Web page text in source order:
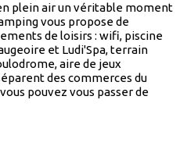
plein air un véritable moment
vous propose de
de loisirs : wifi, piscine
et Ludi'Spa, terrain
aire de jeux
des commerces du
pouvez vous passer de